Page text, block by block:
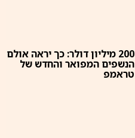
200 מיליון דולר: כך יראה אולם
הנשפים המפואר והחדש של
טראמפ